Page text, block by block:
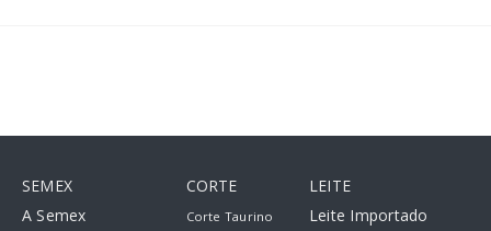
SEMEX
A Semex
CORTE
Corte Taurino
LEITE
Leite Importado